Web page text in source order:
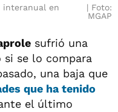
interanual en
Foto:
MGAP
sufrió una
si se lo compara
una baja que
que ha tenido
el último